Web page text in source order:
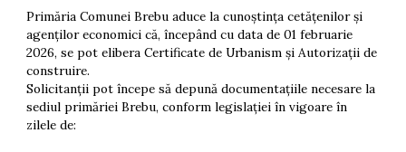
Primăria Comunei Brebu aduce la cunoștința cetățenilor și
agenților economici că, începând cu data de 01 februarie
2026, se pot elibera Certificate de Urbanism și Autorizații de
construire.
Solicitanții pot începe să depună documentațiile necesare la
sediul primăriei Brebu, conform legislației în vigoare în
zilele de: